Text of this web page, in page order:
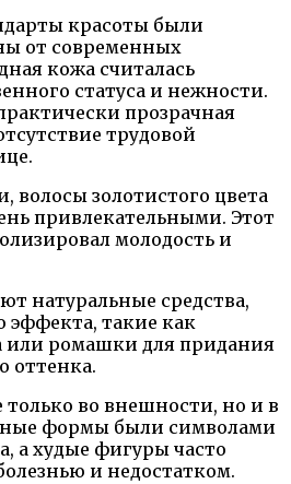
красоты были
от современных
кожа считалась
статуса и нежности.
прозрачная
трудовой
волосы золотистого цвета
привлекательными. Этот
молодость и
натуральные средства,
эффекта, такие как
или ромашки для придания
оттенка.
только во внешности, но и в
формы были символами
а худые фигуры часто
и недостатком.